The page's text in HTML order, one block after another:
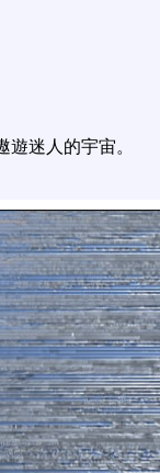
迷人的宇宙。